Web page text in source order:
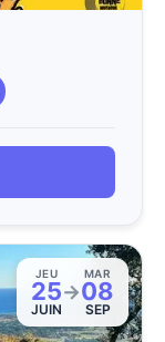
JEU
25
JUIN
→
MAR
08
SEP